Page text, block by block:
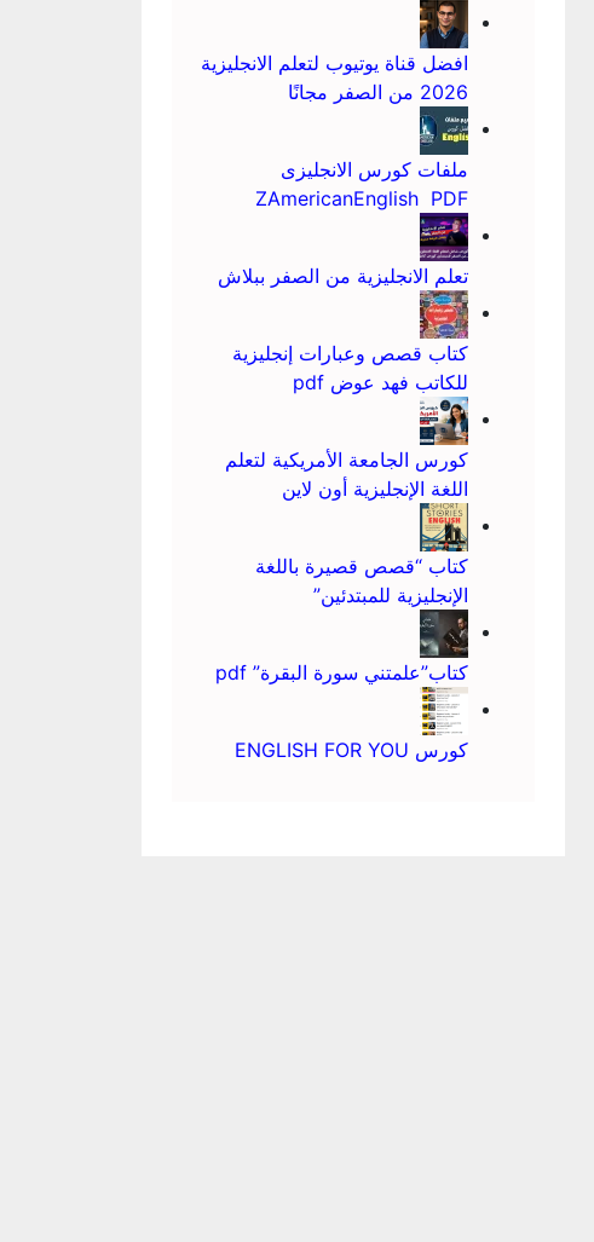
افضل قناة يوتيوب لتعلم الانجليزية
2026 من الصفر مجانًا
ملفات كورس الانجليزى
ZAmericanEnglish PDF
تعلم الانجليزية من الصفر ببلاش
كتاب قصص وعبارات إنجليزية
للكاتب فهد عوض pdf
كورس الجامعة الأمريكية لتعلم
اللغة الإنجليزية أون لاين
كتاب “قصص قصيرة باللغة
الإنجليزية للمبتدئين”
كتاب”علمتني سورة البقرة” pdf
كورس ENGLISH FOR YOU